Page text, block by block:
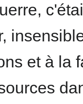
et à la